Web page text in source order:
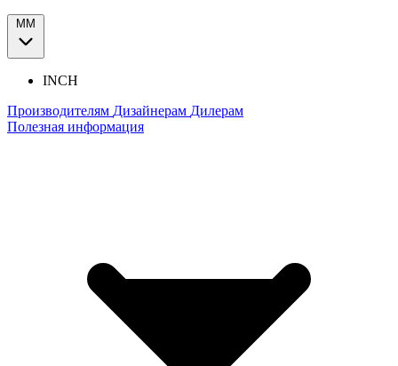
ММ
INCH
Производителям Дизайнерам Дилерам
Полезная информация